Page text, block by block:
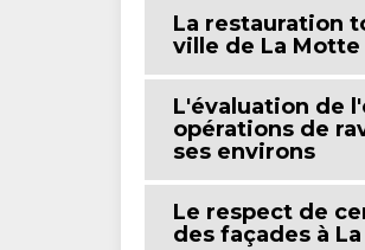
La restauration
ville de La Motte
L'évaluation de
opérations de
ses environs
Le respect de
des façades à